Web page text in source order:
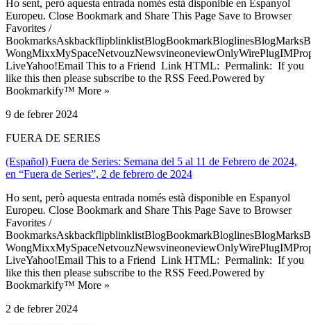
Ho sent, però aquesta entrada només està disponible en Espanyol
Europeu. Close Bookmark and Share This Page Save to Browser
Favorites /
LiveYahoo!Email This to a Friend Link HTML: Permalink: If you
like this then please subscribe to the RSS Feed.Powered by
Bookmarkify™ More »
9 de febrer 2024
FUERA DE SERIES
(Español) Fuera de Series: Semana del 5 al 11 de Febrero de 2024,
en “Fuera de Series”, 2 de febrero de 2024
Ho sent, però aquesta entrada només està disponible en Espanyol
Europeu. Close Bookmark and Share This Page Save to Browser
Favorites /
LiveYahoo!Email This to a Friend Link HTML: Permalink: If you
like this then please subscribe to the RSS Feed.Powered by
Bookmarkify™ More »
2 de febrer 2024